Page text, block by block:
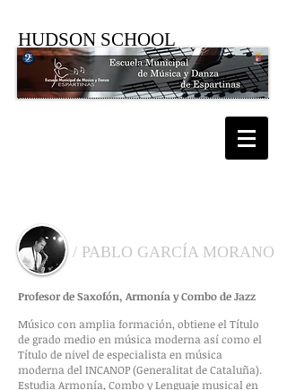
HUDSON SCHOOL
/ PABLO GARCÍA MORANO
Profesor de Saxofón, Armonía y Combo de Jazz
Músico con amplia formación, obtiene el Título
de grado medio en música moderna así como el
Título de nivel de especialista en música
moderna del INCANOP (Generalitat de Cataluña).
Estudia Armonía, Combo y Lenguaje musical en